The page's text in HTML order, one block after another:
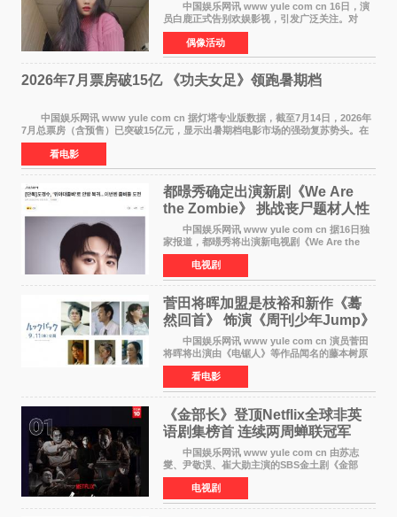
中国娱乐网讯 www yule com cn 16日，演
员白鹿正式告别欢娱影视，引发广泛关注。对
此，欢娱影视创始人于正在社交平台发文回应，
字里行间流露不舍与祝福。 于正透露，以前
每次有演员到期不
偶像活动
2026年7月票房破15亿 《功夫女足》领跑暑期档
中国娱乐网讯 www yule com cn 据灯塔专业版数据，截至7月14日，2026年
7月总票房（含预售）已突破15亿元，显示出暑期档电影市场的强劲复苏势头。在
众多上映影片中，《功夫女足》《小黄人与大
看电影
都暻秀确定出演新剧《We Are
the Zombie》 挑战丧尸题材人性
喜剧
中国娱乐网讯 www yule com cn 据16日独
家报道，都暻秀将出演新电视剧《We Are the
Zombie》，在剧中饰演主演金仁钟一角，挑战与
以往丧尸题材截然不同的人性喜剧。 新剧
《We Are t
电视剧
菅田将晖加盟是枝裕和新作《蓦
然回首》 饰演《周刊少年Jump》
编辑
中国娱乐网讯 www yule com cn 演员菅田
将晖将出演由《电锯人》等作品闻名的藤本树原
作漫画改编的电影《蓦然回首》（是枝裕和导
演）。菅田饰演的角色是初中时代两位主人公带
着完成的作品前去
看电影
《金部长》登顶Netflix全球非英
语剧集榜首 连续两周蝉联冠军
中国娱乐网讯 www yule com cn 由苏志
燮、尹敬淏、崔大勋主演的SBS金土剧《金部
长》持续席卷全球，收获海内外观众热烈反
响。 15日，据Netflix官方排行榜网站Tudum
公布的数据，SBS金土剧《
电视剧